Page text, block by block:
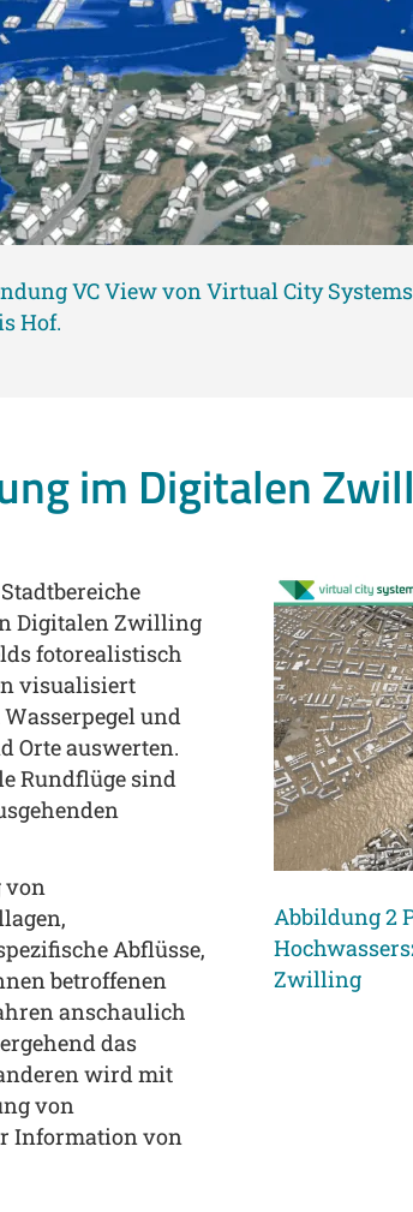
VC View von Virtual City
Hof.
im Digitalen
Digitalen Zwilling
fotorealistisch
visualisiert
und
Orte auswerten.
Rundflüge sind
von
Abflüsse,
betroffenen
anschaulich
das
wird mit
von
Information von
Abbildung 2
Zwilling